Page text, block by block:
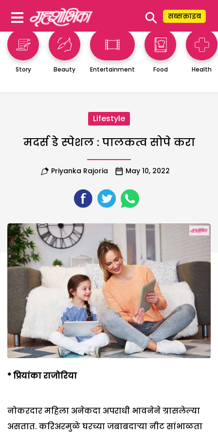
⚲ सब्सक्राइब
Story Beauty Entertainment Food Health
Lifestyle
मदर्स डे स्पेशल : पालकत्व सोपे करा
Priyanka Rajoria May 10, 2022
*प्रियांका राजोरिया
नोकरदार महिला अनेकदा अपराधी भावनेने ग्रासलेल्या
असतात. करिअरमुळे घरच्या जबाबदाऱ्या नीट सांभाळता